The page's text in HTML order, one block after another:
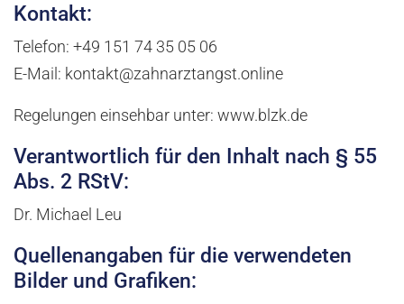
Kontakt:
Telefon: +49 151 74 35 05 06
E-Mail: kontakt@zahnarztangst.online
Regelungen einsehbar unter: www.blzk.de
Verantwortlich für den Inhalt nach § 55
Abs. 2 RStV:
Dr. Michael Leu
Quellenangaben für die verwendeten
Bilder und Grafiken: